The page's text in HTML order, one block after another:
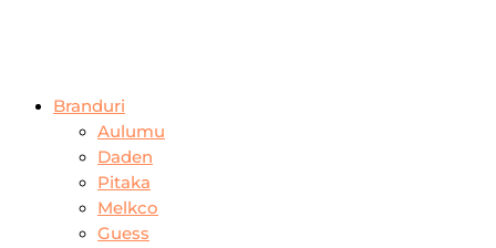
Branduri
Aulumu
Daden
Pitaka
Melkco
Guess